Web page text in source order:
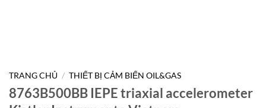
TRANG CHỦ / THIẾT BỊ CẢM BIẾN OIL&GAS
8763B500BB IEPE triaxial accelerometer